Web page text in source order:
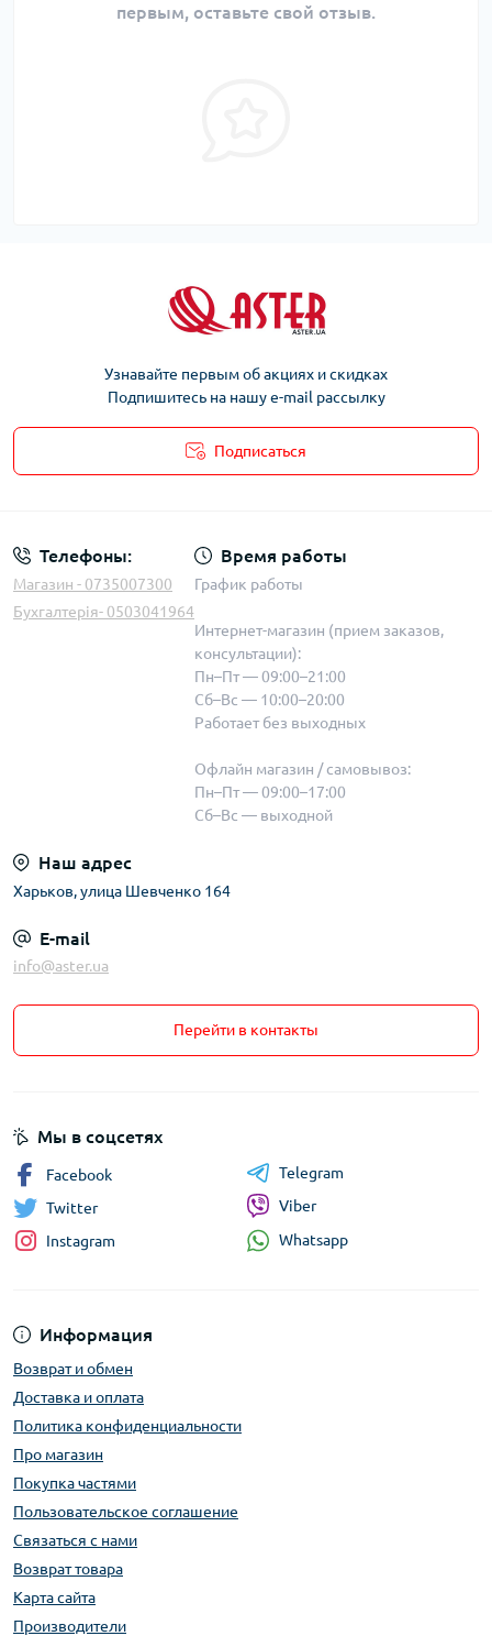
первым, оставьте свой отзыв.
Узнавайте первым об акциях и скидках
Подпишитесь на нашу e-mail рассылку
Подписаться
Телефоны:
Магазин - 0735007300
Бухгалтерія- 0503041964
Время работы
График работы
Интернет-магазин (прием заказов,
консультации):
Пн–Пт — 09:00–21:00
Сб–Вс — 10:00–20:00
Работает без выходных
Офлайн магазин / самовывоз:
Пн–Пт — 09:00–17:00
Сб–Вс — выходной
Наш адрес
Харьков, улица Шевченко 164
E-mail
info@aster.ua
Перейти в контакты
Информация
Возврат и обмен
Доставка и оплата
Политика конфиденциальности
Про магазин
Покупка частями
Пользовательское соглашение
Связаться с нами
Возврат товара
Карта сайта
Производители
Мы в соцсетях
Facebook
Twitter
Instagram
Telegram
Viber
Whatsapp